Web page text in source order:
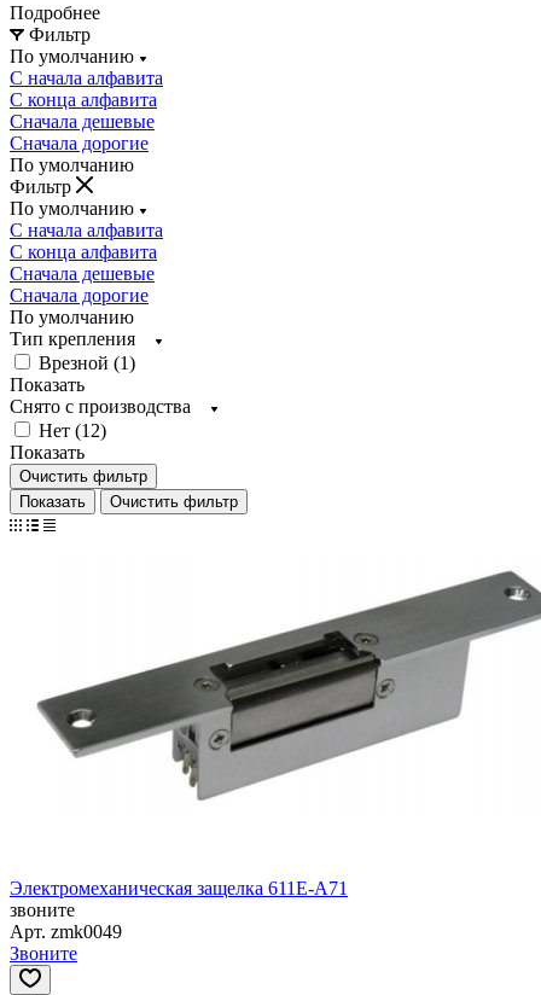
Подробнее
Фильтр
По умолчанию
С начала алфавита
С конца алфавита
Сначала дешевые
Сначала дорогие
По умолчанию
Фильтр
По умолчанию
С начала алфавита
С конца алфавита
Сначала дешевые
Сначала дорогие
По умолчанию
Тип крепления
Врезной (1)
Показать
Снято с производства
Нет (12)
Показать
Очистить фильтр
Очистить фильтр
Электромеханическая защелка 611E-А71
звоните
Арт. zmk0049
Звоните